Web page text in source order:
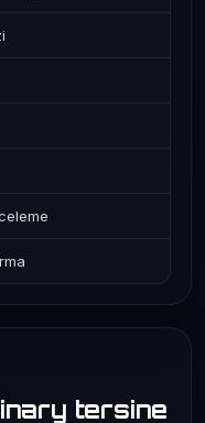
tersine